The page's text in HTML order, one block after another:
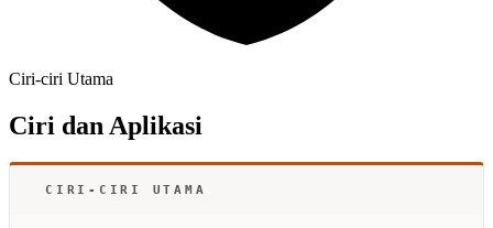
Ciri-ciri Utama
Ciri dan Aplikasi
CIRI-CIRI UTAMA